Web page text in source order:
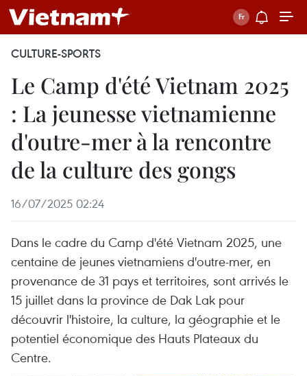
CULTURE-SPORTS
Le Camp d'été Vietnam 2025
: La jeunesse vietnamienne
d'outre-mer à la rencontre
de la culture des gongs
16/07/2025 02:24
Dans le cadre du Camp d'été Vietnam 2025, une
centaine de jeunes vietnamiens d'outre-mer, en
provenance de 31 pays et territoires, sont arrivés le
15 juillet dans la province de Dak Lak pour
découvrir l'histoire, la culture, la géographie et le
potentiel économique des Hauts Plateaux du
Centre.